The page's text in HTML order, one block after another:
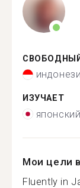
СВОБОДНЫЙ
ИЗУЧАЕТ
японский
Мои цели
Fluently in